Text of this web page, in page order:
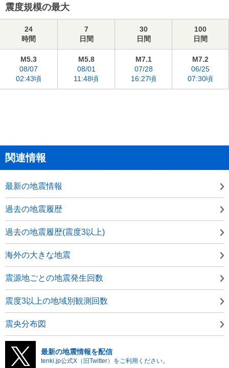
震度規模の最大
24
時間
7
日間
30
日間
100
日間
M5.3
08/07
02:43頃
M5.8
08/01
11:48頃
M7.1
07/28
16:27頃
M7.2
06/25
07:30頃
関連情報
最新の地震情報
過去の地震履歴
過去の地震履歴(震度3以上)
海外の大きな地震
震源地ごとの地震発生回数
震度3以上の地域別観測回数
震央分布図
最新の地震情報を配信
tenki.jp公式X（旧Twitter）をご利用ください。